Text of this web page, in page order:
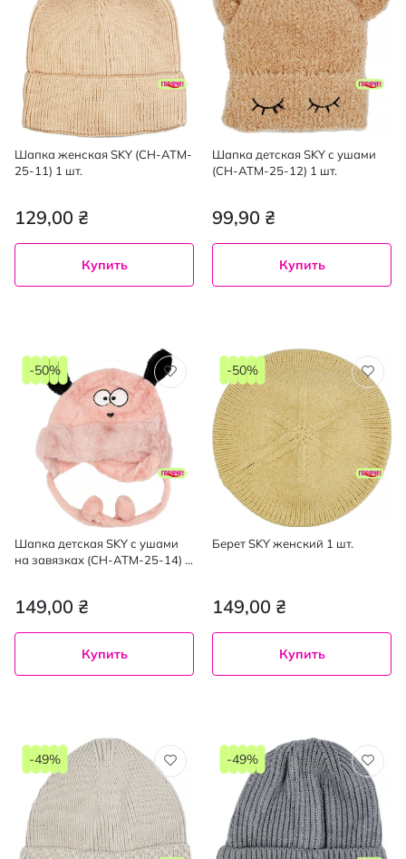
Шапка женская SKY (CH-ATM-
25-11) 1 шт.
129,00 ₴
Купить
Шапка детская SKY с ушами
(CH-ATM-25-12) 1 шт.
99,90 ₴
Купить
Шапка детская SKY с ушами
на завязках (CH-ATM-25-14) 1
149,00 ₴
-50%
Купить
Берет SKY женский 1 шт.
149,00 ₴
-50%
Купить
-49% -49%